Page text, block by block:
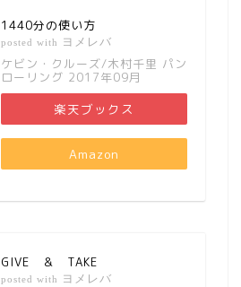
1440分の使い方
posted with ヨメレバ
ケビン・クルーズ/木村千里 パン
ローリング 2017年09月
楽天ブックス
Amazon
GIVE ＆ TAKE
posted with ヨメレバ